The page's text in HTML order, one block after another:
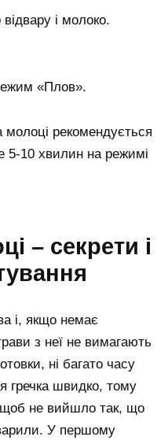
і молоко.
«Плов».
рекомендується
5-10 хвилин на режимі
– секрети і
і, якщо немає
з неї не вимагають
ні багато часу
гречка швидко, тому
щоб не вийшло так, що
У першому